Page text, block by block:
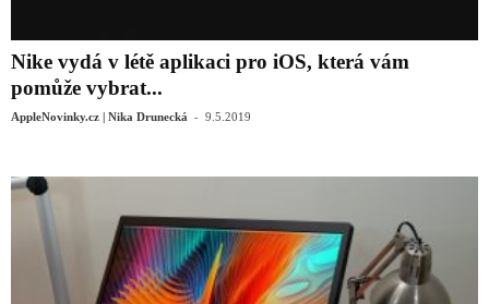
Nike vydá v létě aplikaci pro iOS, která vám
pomůže vybrat...
AppleNovinky.cz | Nika Drunecká - 9.5.2019